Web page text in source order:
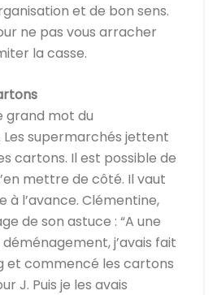
et de bon sens.
ne pas vous arracher
la casse.
grand mot du
supermarchés jettent
cartons. Il est possible de
mettre de côté. Il vaut
à l’avance. Clémentine,
de son astuce : “A une
j’avais fait
et commencé les cartons
J. Puis je les avais